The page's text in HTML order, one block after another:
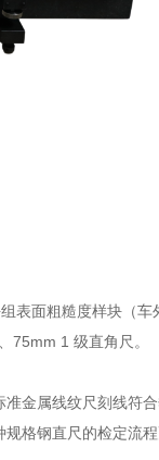
表面粗糙度样块（车
75mm 1 级直角尺。
金属线纹尺刻线符合
格钢直尺的检定流